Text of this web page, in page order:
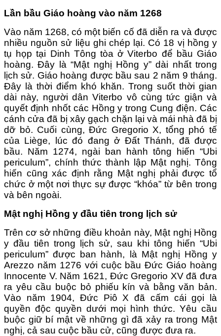
Lần bầu Giáo hoàng vào năm 1268
Vào năm 1268, có một biến cố đã diễn ra và được
nhiều nguồn sử liệu ghi chép lại. Có 18 vị hồng y
tụ họp tại Dinh Tông tòa ở Viterbo để bầu Giáo
hoàng. Đây là “Mật nghị Hồng y” dài nhất trong
lịch sử. Giáo hoàng được bầu sau 2 năm 9 tháng.
Đây là thời điểm khó khăn. Trong suốt thời gian
dài này, người dân Viterbo vô cùng tức giận và
quyết định nhốt các Hồng y trong Cung điện. Các
cánh cửa đã bị xây gạch chặn lại và mái nhà đã bị
dỡ bỏ. Cuối cùng, Đức Gregorio X, tổng phó tế
của Liège, lúc đó đang ở Đất Thánh, đã được
bầu. Năm 1274, ngài ban hành tông hiến “Ubi
periculum”, chính thức thành lập Mật nghị. Tông
hiến cũng xác định rằng Mật nghị phải được tổ
chức ở một nơi thực sự được “khóa” từ bên trong
và bên ngoài.
Mật nghị Hồng y đầu tiên trong lịch sử
Trên cơ sở những điều khoản này, Mật nghị Hồng
y đầu tiên trong lịch sử, sau khi tông hiến “Ubi
periculum” được ban hành, là Mật nghị Hồng y
Arezzo năm 1276 với cuộc bầu Đức Giáo hoàng
Innocente V. Năm 1621, Đức Gregorio XV đã đưa
ra yêu cầu buộc bỏ phiếu kín và bằng văn bản.
Vào năm 1904, Đức Piô X đã cấm cái gọi là
quyền độc quyền dưới mọi hình thức. Yêu cầu
buộc giữ bí mật về những gì đã xảy ra trong Mật
nghị, cả sau cuộc bầu cử, cũng được đưa ra.